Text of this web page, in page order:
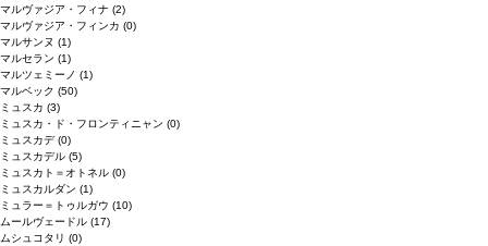
マルヴァジア・フィナ (2)
マルヴァジア・フィンカ (0)
マルサンヌ (1)
マルセラン (1)
マルツェミーノ (1)
マルベック (50)
ミュスカ (3)
ミュスカ・ド・フロンティニャン (0)
ミュスカデ(0)
ミュスカデル (5)
ミュスカト＝オトネル (0)
ミュスカルダン (1)
ミュラー＝トゥルガウ (10)
ムールヴェードル (17)
ムシュコタリ (0)